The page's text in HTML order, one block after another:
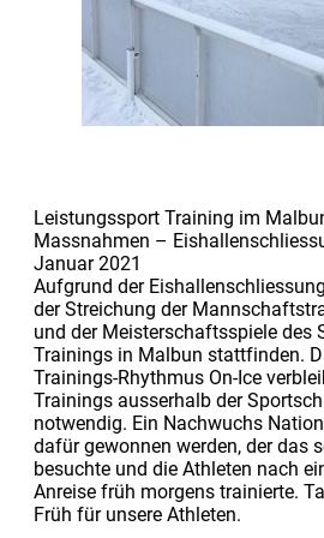
Leistungssport Training im
Massnahmen –
Januar 2021
Aufgrund der
der Streichung der
und der Meisterschaftsspiele des
Trainings in Malbun stattfinden.
Trainings-Rhythmus On-Ice
Trainings ausserhalb der
notwendig. Ein Nachwuchs
dafür gewonnen werden, der das
besuchte und die Athleten nach
Anreise früh morgens trainierte.
Früh für unsere Athleten.